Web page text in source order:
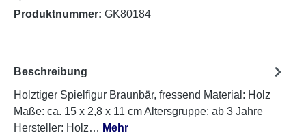
Produktnummer: GK80184
Beschreibung
Holztiger Spielfigur Braunbär, fressend Material: Holz
Maße: ca. 15 x 2,8 x 11 cm Altersgruppe: ab 3 Jahre
Hersteller: Holz… Mehr